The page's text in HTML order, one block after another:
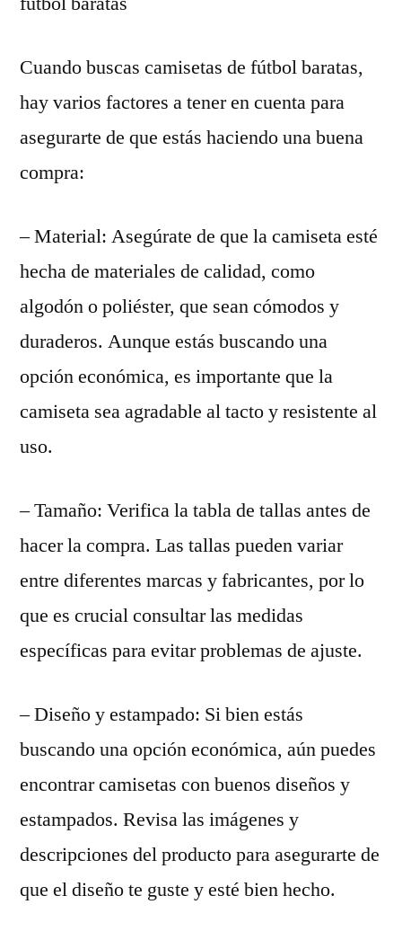
Cuando buscas camisetas de fútbol baratas,
hay varios factores a tener en cuenta para
asegurarte de que estás haciendo una buena
compra:
– Material: Asegúrate de que la camiseta esté
hecha de materiales de calidad, como
algodón o poliéster, que sean cómodos y
duraderos. Aunque estás buscando una
opción económica, es importante que la
camiseta sea agradable al tacto y resistente al
uso.
– Tamaño: Verifica la tabla de tallas antes de
hacer la compra. Las tallas pueden variar
entre diferentes marcas y fabricantes, por lo
que es crucial consultar las medidas
específicas para evitar problemas de ajuste.
– Diseño y estampado: Si bien estás
buscando una opción económica, aún puedes
encontrar camisetas con buenos diseños y
estampados. Revisa las imágenes y
descripciones del producto para asegurarte de
que el diseño te guste y esté bien hecho.